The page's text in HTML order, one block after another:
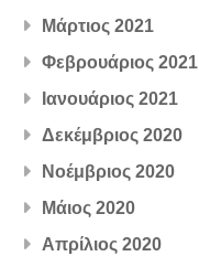
Μάρτιος 2021
Φεβρουάριος 2021
Ιανουάριος 2021
Δεκέμβριος 2020
Νοέμβριος 2020
Μάιος 2020
Απρίλιος 2020